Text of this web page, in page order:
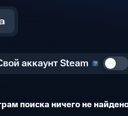
аккаунт Steam
поиска ничего не